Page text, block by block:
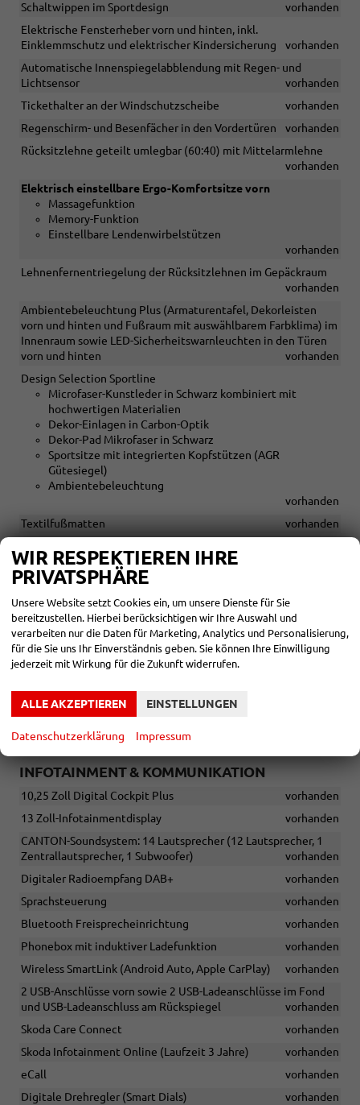
Schaltwippen im Sportdesign
vorhanden
Elektrische Fensterheber vorn und hinten, inkl.
Einklemmschutz und elektrischer Kindersicherung
vorhanden
Automatische Innenspiegelabblendung mit Regen- und
Lichtsensor
vorhanden
Tickethalter an der Windschutzscheibe
vorhanden
Regenschirm- und Besenfächer in den Vordertüren
vorhanden
Rücksitzlehne geteilt umlegbar (60:40) mit Mittelarmlehne
vorhanden
Elektrisch einstellbare Ergo-Komfortsitze vorn
Massagefunktion
Memory-Funktion
Einstellbare Lendenwirbelstützen
vorhanden
Lehnenfernentriegelung der Rücksitzlehnen im Gepäckraum
vorhanden
Ambientebeleuchtung Plus (Armaturentafel, Dekorleisten
vorn und hinten und Fußraum mit auswählbarem Farbklima) im
Innenraum sowie LED-Sicherheitswarnleuchten in den Türen
vorn und hinten
vorhanden
Design Selection Sportline
Microfaser-Kunstleder in Schwarz kombiniert mit
hochwertigen Materialien
Dekor-Einlagen in Carbon-Optik
Dekor-Pad Mikrofaser in Schwarz
Sportsitze mit integrierten Kopfstützen (AGR
Gütesiegel)
Ambientebeleuchtung
vorhanden
Textilfußmatten
vorhanden
Türeinstiegsleisten vorn
Fahrer- und Beifahrerseite
vorhanden
12-V-Steckdose im Gepäckraum
vorhanden
Mittelarmlehne mit Ablagefach und 12-V-Steckdose
Verzurrösen im Gepäckraum
Klimaanlage Climatronic (3 Zonen), vollautomatisch, für
INFOTAINMENT & KOMMUNIKATION
10,25 Zoll Digital Cockpit Plus
vorhanden
13 Zoll-Infotainmentdisplay
vorhanden
CANTON-Soundsystem: 14 Lautsprecher (12 Lautsprecher, 1
Zentrallautsprecher, 1 Subwoofer)
vorhanden
Digitaler Radioempfang DAB+
vorhanden
Sprachsteuerung
vorhanden
Bluetooth Freisprecheinrichtung
vorhanden
Phonebox mit induktiver Ladefunktion
vorhanden
Wireless SmartLink (Android Auto, Apple CarPlay)
vorhanden
2 USB-Anschlüsse vorn sowie 2 USB-Ladeanschlüsse im Fond
und USB-Ladeanschluss am Rückspiegel
vorhanden
Skoda Care Connect
vorhanden
Skoda Infotainment Online (Laufzeit 3 Jahre)
vorhanden
eCall
vorhanden
Digitale Drehregler (Smart Dials)
vorhanden
WIR RESPEKTIEREN IHRE
PRIVATSPHÄRE
Unsere Website setzt Cookies ein, um unsere Dienste für Sie
bereitzustellen. Hierbei berücksichtigen wir Ihre Auswahl und
verarbeiten nur die Daten für Marketing, Analytics und Personalisierung,
für die Sie uns Ihr Einverständnis geben. Sie können Ihre Einwilligung
jederzeit mit Wirkung für die Zukunft widerrufen.
ALLE AKZEPTIEREN EINSTELLUNGEN
Datenschutzerklärung Impressum